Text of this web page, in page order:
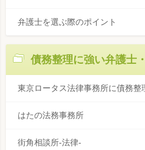
弁護士を選ぶ際のポイント
債務整理に強い弁護士
東京ロータス法律事務所に債務整
はたの法務事務所
街角相談所-法律-